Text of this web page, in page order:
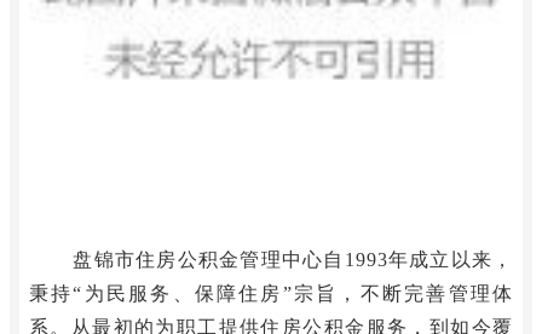
盘锦市住房公积金管理中心自1993年成立以来，
秉持“为民服务、保障住房”宗旨，不断完善管理体
系。从最初的为职工提供住房公积金服务，到如今覆